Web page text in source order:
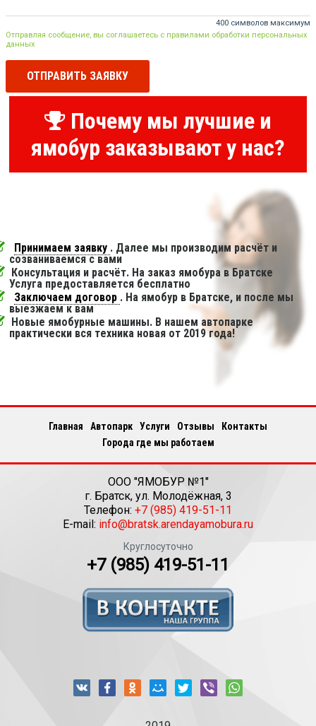
400 символов максимум
Отправляя сообщение, вы соглашаетесь с правилами обработки персональных
данных
ОТПРАВИТЬ ЗАЯВКУ
Почему мы лучшие и
ямобур заказывают у нас?
Принимаем заявку . Далее мы производим расчёт и
созваниваемся с вами
Консультация и расчёт. На заказ ямобура в Братске
Услуга предоставляется бесплатно
Заключаем договор . На ямобур в Братске, и после мы
выезжаем к вам
Новые ямобурные машины. В нашем автопарке
практически вся техника новая от 2019 года!
Главная Автопарк Услуги Отзывы
Контакты
Города где мы работаем
ООО "ЯМОБУР №1"
г. Братск, ул. Молодёжная, 3
Телефон: +7 (985) 419-51-11
E-mail: info@bratsk.arendayamobura.ru
Круглосуточно
+7 (985) 419-51-11